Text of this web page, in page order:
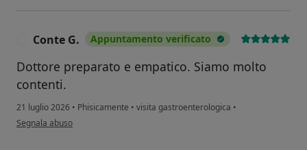
Conte G. Appuntamento verificato
Dottore preparato e empatico. Siamo molto
contenti.
21 luglio 2026 • Phisicamente • visita gastroenterologica •
secondo l'opinione dell'utente Conte G.
Segnala abuso